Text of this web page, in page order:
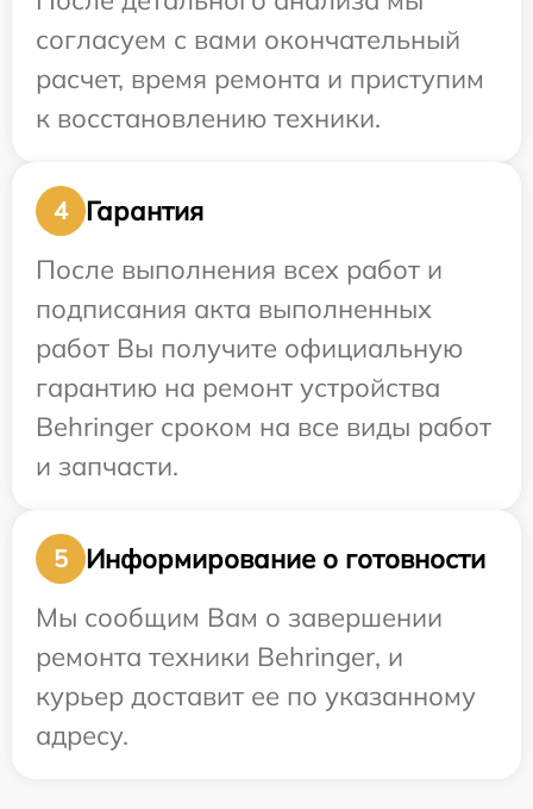
согласуем с вами окончательный
расчет, время ремонта и приступим
к восстановлению техники.
4
Гарантия
После выполнения всех работ и
подписания акта выполненных
работ Вы получите официальную
гарантию на ремонт устройства
Behringer сроком на все виды работ
и запчасти.
5
Информирование о готовности
Мы сообщим Вам о завершении
ремонта техники Behringer, и
курьер доставит ее по указанному
адресу.